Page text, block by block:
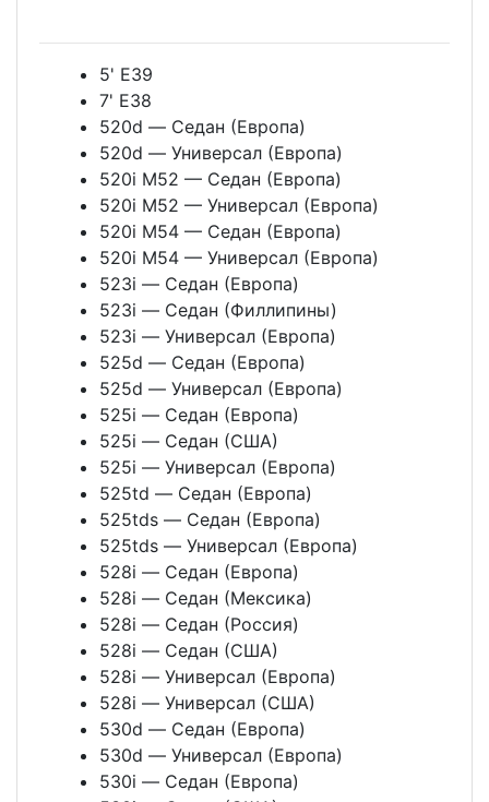
5' E39
7' E38
520d — Седан (Европа)
520d — Универсал (Европа)
520i M52 — Седан (Европа)
520i M52 — Универсал (Европа)
520i M54 — Седан (Европа)
520i M54 — Универсал (Европа)
523i — Седан (Европа)
523i — Седан (Филлипины)
523i — Универсал (Европа)
525d — Седан (Европа)
525d — Универсал (Европа)
525i — Седан (Европа)
525i — Седан (США)
525i — Универсал (Европа)
525td — Седан (Европа)
525tds — Седан (Европа)
525tds — Универсал (Европа)
528i — Седан (Европа)
528i — Седан (Мексика)
528i — Седан (Россия)
528i — Седан (США)
528i — Универсал (Европа)
528i — Универсал (США)
530d — Седан (Европа)
530d — Универсал (Европа)
530i — Седан (Европа)